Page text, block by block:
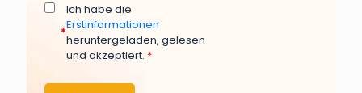
*
Ich habe die
Erstinformationen
heruntergeladen, gelesen
und akzeptiert. *